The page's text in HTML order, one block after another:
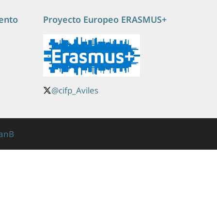
Proyecto Europeo ERASMUS+
@cifp_Aviles